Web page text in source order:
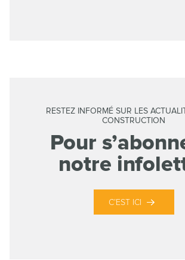
RESTEZ INFORMÉ SUR LES
CONSTRUCTION
Pour
notre
C’EST ICI